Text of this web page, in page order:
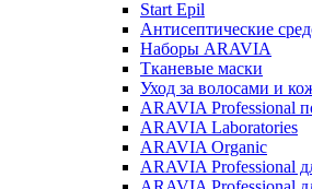
Start Epil
Антисептические
Наборы ARAVIA
Тканевые маски
Уход за волосами и
ARAVIA Professional
ARAVIA Laboratories
ARAVIA Organic
ARAVIA Professional